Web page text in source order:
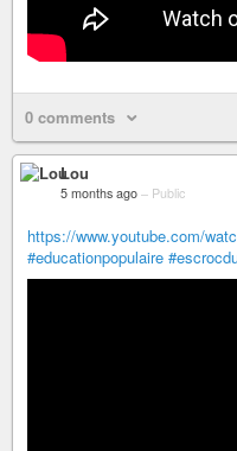
0 comments
Lou
5 months ago – Public
https://www.youtube.com/
#educationpopulaire